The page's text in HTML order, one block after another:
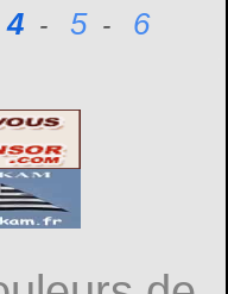
4 - 5 - 6